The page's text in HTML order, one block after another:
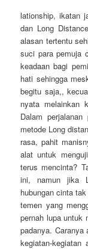
lationship, ikatan
dan Long
alasan tertentu
suci para pemuja
keadaan bagi
hati sehingga
begitu saja,,
nyata melainkan
Dalam
metode Long
rasa, pahit
alat untuk
terus mencinta?
ini, namun jika
hubungan cinta
temen yang
pernah lupa untuk
padanya.
kegiatan-